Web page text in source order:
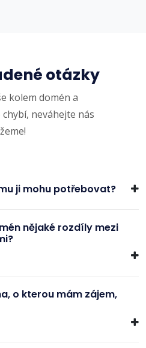
otázky
kolem domén a
neváhejte nás
ji mohu potřebovat?
nějaké rozdíly mezi
o kterou mám zájem,